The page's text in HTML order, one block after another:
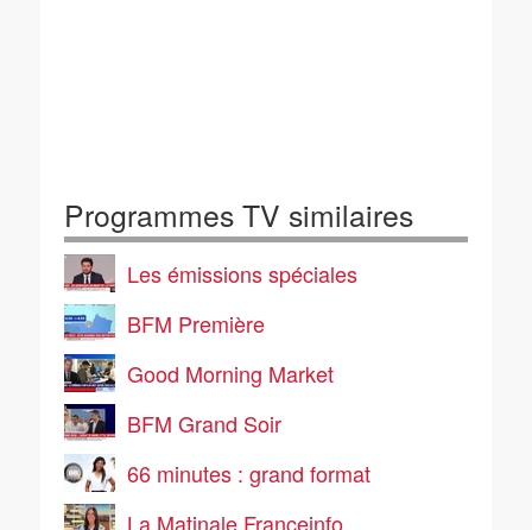
Programmes TV similaires
Les émissions spéciales
BFM Première
Good Morning Market
BFM Grand Soir
66 minutes : grand format
La Matinale Franceinfo